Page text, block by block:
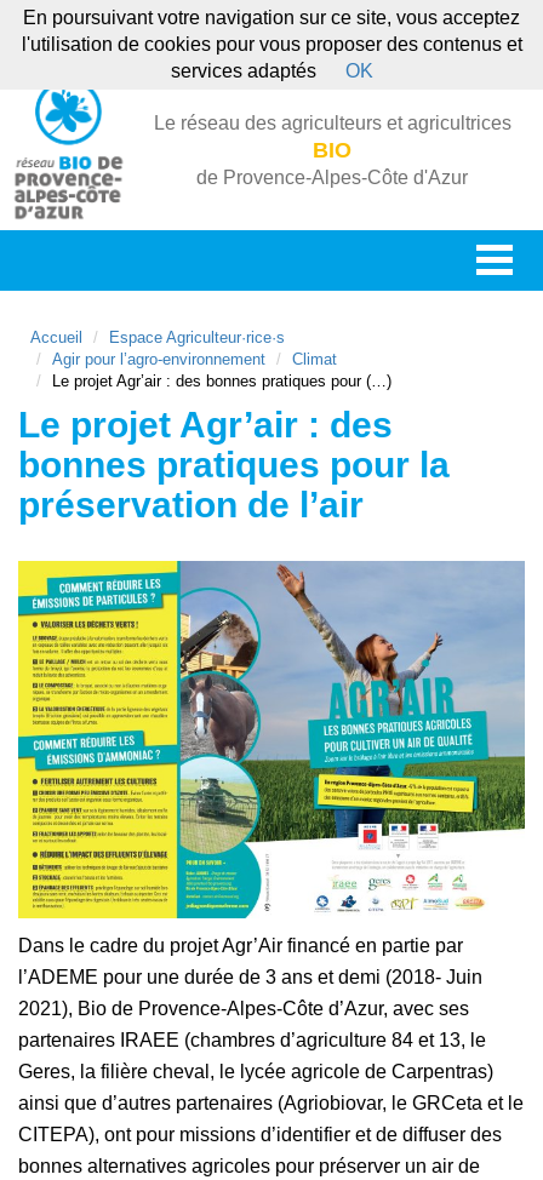
Le réseau des agriculteurs et agricultrices
BIO
de Provence-Alpes-Côte d'Azur
Accueil
Espace Agriculteur·rice·s
Agir pour l’agro-environnement
Climat
Le projet Agr’air : des bonnes pratiques pour (…)
Le projet Agr’air : des
bonnes pratiques pour la
préservation de l’air
Dans le cadre du projet Agr’Air financé en partie par
l’ADEME pour une durée de 3 ans et demi (2018- Juin
2021), Bio de Provence-Alpes-Côte d’Azur, avec ses
partenaires IRAEE (chambres d’agriculture 84 et 13, le
Geres, la filière cheval, le lycée agricole de Carpentras)
ainsi que d’autres partenaires (Agriobiovar, le GRCeta et le
CITEPA), ont pour missions d’identifier et de diffuser des
bonnes alternatives agricoles pour préserver un air de
En poursuivant votre navigation sur ce site, vous acceptez
l'utilisation de cookies pour vous proposer des contenus et
services adaptés
OK